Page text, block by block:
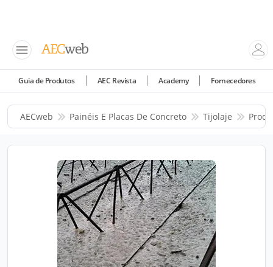
Guia de Produtos AEC Revista Academy Fornecedores
AECweb Painéis E Placas De Concreto Tijolaje